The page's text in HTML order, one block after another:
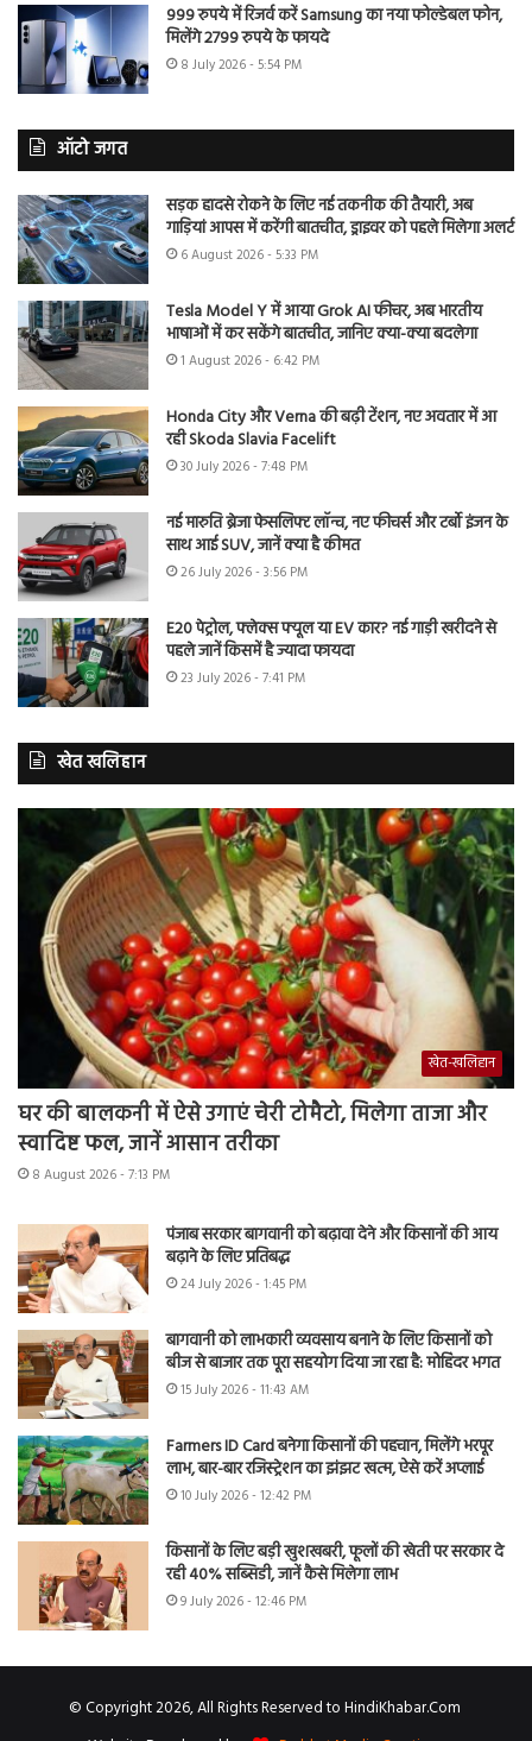
999 रुपये में रिजर्व करें Samsung का नया फोल्डेबल फोन,
मिलेंगे 2799 रुपये के फायदे
8 July 2026 - 5:54 PM
ऑटो जगत
सड़क हादसे रोकने के लिए नई तकनीक की तैयारी, अब
गाड़ियां आपस में करेंगी बातचीत, ड्राइवर को पहले मिलेगा अलर्ट
6 August 2026 - 5:33 PM
Tesla Model Y में आया Grok AI फीचर, अब भारतीय
भाषाओं में कर सकेंगे बातचीत, जानिए क्या-क्या बदलेगा
1 August 2026 - 6:42 PM
Honda City और Verna की बढ़ी टेंशन, नए अवतार में आ
रही Skoda Slavia Facelift
30 July 2026 - 7:48 PM
नई मारुति ब्रेजा फेसलिफ्ट लॉन्च, नए फीचर्स और टर्बो इंजन के
साथ आई SUV, जानें क्या है कीमत
26 July 2026 - 3:56 PM
E20 पेट्रोल, फ्लेक्स फ्यूल या EV कार? नई गाड़ी खरीदने से
पहले जानें किसमें है ज्यादा फायदा
23 July 2026 - 7:41 PM
खेत खलिहान
खेत-खलिहान
घर की बालकनी में ऐसे उगाएं चेरी टोमैटो, मिलेगा ताजा और
स्वादिष्ट फल, जानें आसान तरीका
8 August 2026 - 7:13 PM
पंजाब सरकार बागवानी को बढ़ावा देने और किसानों की आय
बढ़ाने के लिए प्रतिबद्ध
24 July 2026 - 1:45 PM
बागवानी को लाभकारी व्यवसाय बनाने के लिए किसानों को
बीज से बाजार तक पूरा सहयोग दिया जा रहा है: मोहिंदर भगत
15 July 2026 - 11:43 AM
Farmers ID Card बनेगा किसानों की पहचान, मिलेंगे भरपूर
लाभ, बार-बार रजिस्ट्रेशन का झंझट खत्म, ऐसे करें अप्लाई
10 July 2026 - 12:42 PM
किसानों के लिए बड़ी खुशखबरी, फूलों की खेती पर सरकार दे
रही 40% सब्सिडी, जानें कैसे मिलेगा लाभ
9 July 2026 - 12:46 PM
© Copyright 2026, All Rights Reserved to HindiKhabar.Com